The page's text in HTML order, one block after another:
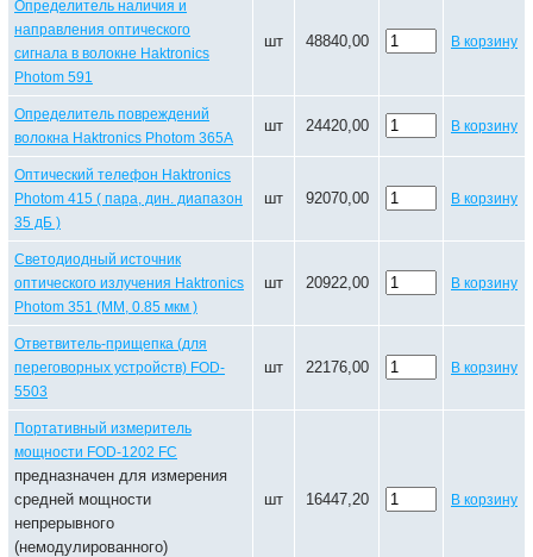
Определитель наличия и
направления оптического
сигнала в волокне Haktronics
Photom 591
шт 48840,00 В корзину
Определитель повреждений
волокна Haktronics Photom 365А
шт 24420,00 В корзину
Оптический телефон Haktronics
Photom 415 ( пара, дин. диапазон
35 дБ )
шт 92070,00 В корзину
Светодиодный источник
оптического излучения Haktronics
Photom 351 (ММ, 0.85 мкм )
шт 20922,00 В корзину
Ответвитель-прищепка (для
переговорных устройств) FOD-
5503
шт 22176,00 В корзину
Портативный измеритель
мощности FOD-1202 FC
предназначен для измерения
средней мощности
непрерывного
(немодулированного)
шт 16447,20 В корзину